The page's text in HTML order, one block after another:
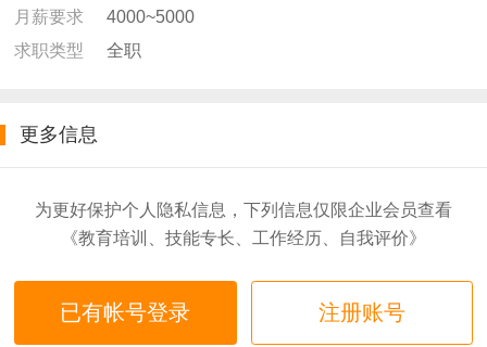
月薪要求
4000~5000
求职类型
全职
更多信息
为更好保护个人隐私信息，下列信息仅限企业会员查看
《教育培训、技能专长、工作经历、自我评价》
已有帐号登录 注册账号